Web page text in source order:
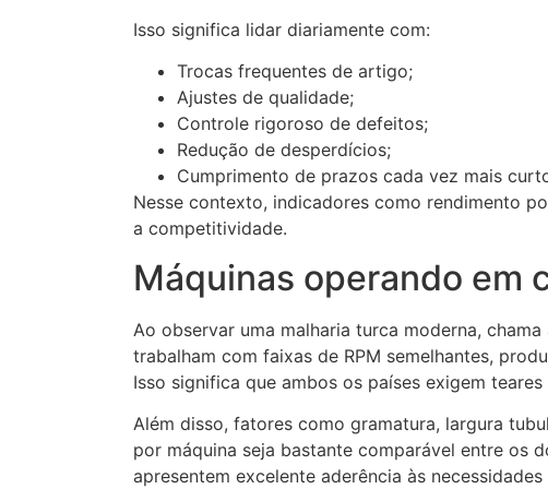
Isso significa lidar diariamente com:
Trocas frequentes de artigo;
Ajustes de qualidade;
Controle rigoroso de defeitos;
Redução de desperdícios;
Cumprimento de prazos cada vez mais
Nesse contexto, indicadores como rendimento
a competitividade.
Máquinas operando em
Ao observar uma malharia turca moderna,
trabalham com faixas de RPM semelhantes,
Isso significa que ambos os países exigem
Além disso, fatores como gramatura, largura
por máquina seja bastante comparável entre os
apresentem excelente aderência às